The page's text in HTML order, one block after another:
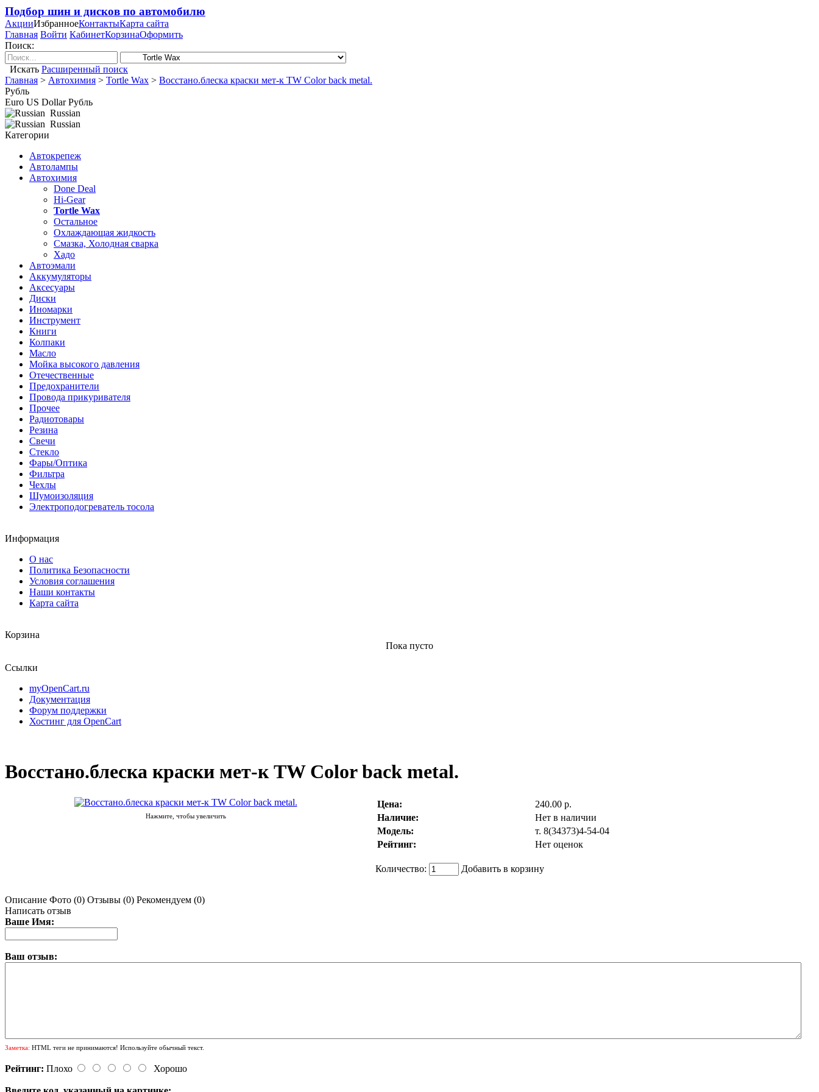
Подбор шин и дисков по автомобилю
АкцииИзбранноеКонтактыКарта сайта
Главная Войти КабинетКорзинаОформить
Поиск:
Искать Расширенный поиск
Главная > Автохимия > Tortle Wax > Восстано.блеска краски мет-к TW Color back metal.
Рубль
Euro US Dollar Рубль
Russian
Russian
Категории
Автокрепеж
Автолампы
Автохимия
Done Deal
Hi-Gear
Tortle Wax
Остальное
Охлаждающая жидкость
Смазка, Холодная сварка
Хадо
Автоэмали
Аккумуляторы
Аксесуары
Диски
Иномарки
Инструмент
Книги
Колпаки
Масло
Мойка высокого давления
Отечественные
Предохранители
Провода прикуривателя
Прочее
Радиотовары
Резина
Свечи
Стекло
Фары/Оптика
Фильтра
Чехлы
Шумоизоляция
Электроподогреватель тосола
Информация
О нас
Политика Безопасности
Условия соглашения
Наши контакты
Карта сайта
Корзина
Пока пусто
Ссылки
myOpenCart.ru
Документация
Форум поддержки
Хостинг для OpenCart
Восстано.блеска краски мет-к TW Color back metal.
Нажмите, чтобы увеличить
Цена:
240.00 р.
Наличие:
Нет в наличии
Модель:
т. 8(34373)4-54-04
Рейтинг:
Нет оценок
Количество: Добавить в корзину
Описание Фото (0) Отзывы (0) Рекомендуем (0)
Написать отзыв
Ваше Имя:
Ваш отзыв:
Заметка: HTML теги не принимаются! Используйте обычный текст.
Рейтинг: Плохо Хорошо